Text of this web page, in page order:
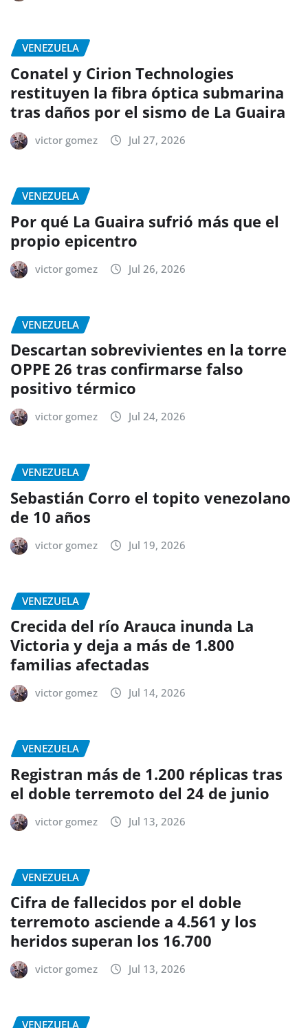
VENEZUELA
Conatel y Cirion Technologies
restituyen la fibra óptica submarina
tras daños por el sismo de La Guaira
victor gomez Jul 27, 2026
VENEZUELA
Por qué La Guaira sufrió más que el
propio epicentro
victor gomez Jul 26, 2026
VENEZUELA
Descartan sobrevivientes en la torre
OPPE 26 tras confirmarse falso
positivo térmico
victor gomez Jul 24, 2026
VENEZUELA
Sebastián Corro el topito venezolano
de 10 años
victor gomez Jul 19, 2026
VENEZUELA
Crecida del río Arauca inunda La
Victoria y deja a más de 1.800
familias afectadas
victor gomez Jul 14, 2026
VENEZUELA
Registran más de 1.200 réplicas tras
el doble terremoto del 24 de junio
victor gomez Jul 13, 2026
VENEZUELA
Cifra de fallecidos por el doble
terremoto asciende a 4.561 y los
heridos superan los 16.700
victor gomez Jul 13, 2026
VENEZUELA